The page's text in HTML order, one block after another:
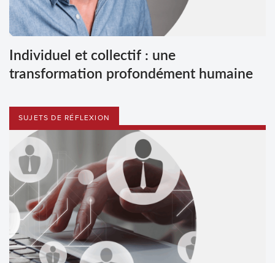
Individuel et collectif : une
transformation profondément humaine
SUJETS DE RÉFLEXION